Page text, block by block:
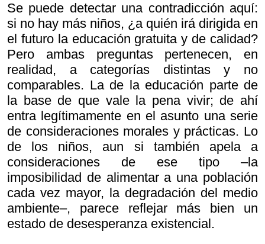
Se puede detectar una contradicción aquí:
si no hay más niños, ¿a quién irá dirigida en
el futuro la educación gratuita y de calidad?
Pero ambas preguntas pertenecen, en
realidad, a categorías distintas y no
comparables. La de la educación parte de
la base de que vale la pena vivir; de ahí
entra legítimamente en el asunto una serie
de consideraciones morales y prácticas. Lo
de los niños, aun si también apela a
consideraciones de ese tipo –la
imposibilidad de alimentar a una población
cada vez mayor, la degradación del medio
ambiente–, parece reflejar más bien un
estado de desesperanza existencial.